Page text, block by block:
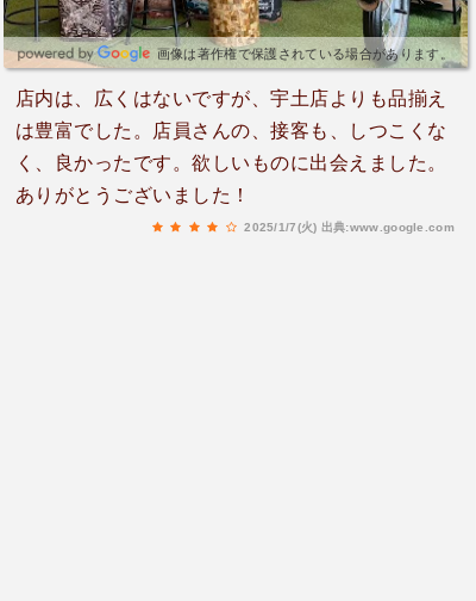
画像は著作権で保護されている場合があります。
店内は、広くはないですが、宇土店よりも品揃え
は豊富でした。店員さんの、接客も、しつこくな
く、良かったです。欲しいものに出会えました。
ありがとうございました！
2025/1/7(火) 出典:www.google.com